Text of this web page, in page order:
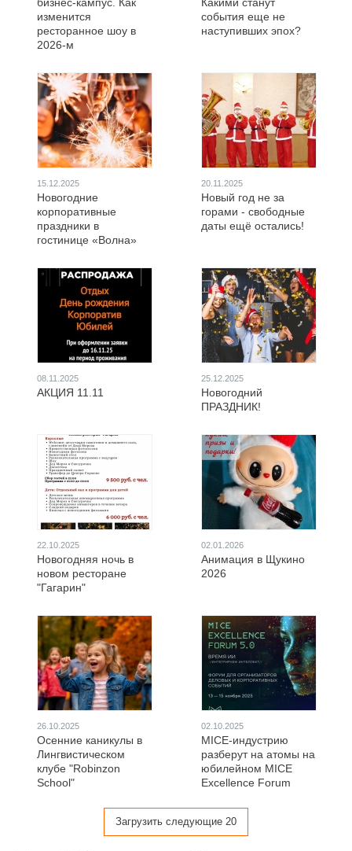
изменится
ресторанное шоу в
2026-м
события еще не
наступивших эпох?
15.12.2025
Новогодние
корпоративные
праздники в
гостинице «Волна»
20.11.2025
Новый год не за
горами - свободные
даты ещё остались!
08.11.2025
АКЦИЯ 11.11
25.12.2025
Новогодний
ПРАЗДНИК!
22.10.2025
Новогодняя ночь в
новом ресторане
"Гагарин"
02.01.2026
Анимация в Щукино
2026
26.10.2025
Осенние каникулы в
Лингвистическом
клубе "Robinzon
School"
02.10.2025
MICE-индустрию
разберут на атомы на
юбилейном MICE
Excellence Forum
Загрузить следующие 20